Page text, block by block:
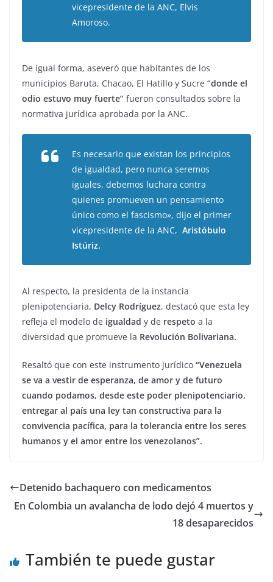
vicepresidente de la ANC, Elvis
Amoroso.
De igual forma, aseveró que habitantes de los
municipios Baruta, Chacao, El Hatillo y Sucre “donde el
odio estuvo muy fuerte” fueron consultados sobre la
normativa jurídica aprobada por la ANC.
Es necesario que existan los principios
de igualdad, pero nunca seremos
iguales, debemos luchara contra
quienes promueven un pensamiento
único como el fascismo», dijo el primer
vicepresidente de la ANC, Aristóbulo
Istúriz.
Al respecto, la presidenta de la instancia
plenipotenciaria, Delcy Rodríguez, destacó que esta ley
refleja el modelo de igualdad y de respeto a la
diversidad que promueve la Revolución Bolivariana.
Resaltó que con este instrumento jurídico “Venezuela
se va a vestir de esperanza, de amor y de futuro
cuando podamos, desde este poder plenipotenciario,
entregar al país una ley tan constructiva para la
convivencia pacífica, para la tolerancia entre los seres
humanos y el amor entre los venezolanos”.
Detenido bachaquero con medicamentos
En Colombia un avalancha de lodo dejó 4 muertos y
18 desaparecidos
También te puede gustar